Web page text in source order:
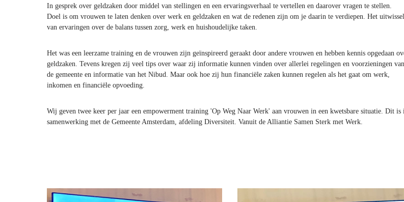
In gesprek over geldzaken door middel van stellingen en een ervaringsverhaal te vertellen en daarover vragen te stellen.
Doel is om vrouwen te laten denken over werk en geldzaken en wat de redenen zijn om je daarin te verdiepen. Het
van ervaringen over de balans tussen zorg, werk en huishoudelijke taken.
Het was een leerzame training en de vrouwen zijn geïnspireerd geraakt door andere vrouwen en hebben kennis opgedaan
geldzaken. Tevens kregen zij veel tips over waar zij informatie kunnen vinden over allerlei regelingen en voorzieningen van
de gemeente en informatie van het Nibud. Maar ook hoe zij hun financiële zaken kunnen regelen als het gaat om werk,
inkomen en financiële opvoeding.
Wij geven twee keer per jaar een empowerment training 'Op Weg Naar Werk' aan vrouwen in een kwetsbare situatie. Dit is
samenwerking met de Gemeente Amsterdam, afdeling Diversiteit. Vanuit de Alliantie Samen Sterk met Werk.